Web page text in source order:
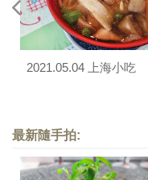
2021.05.04 上海小吃
最新隨手拍: